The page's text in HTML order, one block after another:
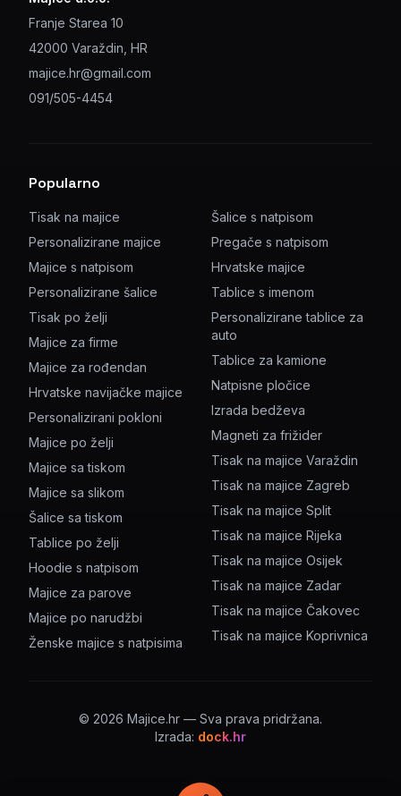
Franje Starea 10
42000 Varaždin, HR
majice.hr@gmail.com
091/505-4454
Popularno
Tisak na majice
Personalizirane majice
Majice s natpisom
Personalizirane šalice
Tisak po želji
Majice za firme
Majice za rođendan
Hrvatske navijačke majice
Personalizirani pokloni
Majice po želji
Majice sa tiskom
Majice sa slikom
Šalice sa tiskom
Tablice po želji
Hoodie s natpisom
Majice za parove
Majice po narudžbi
Ženske majice s natpisima
Šalice s natpisom
Pregače s natpisom
Hrvatske majice
Tablice s imenom
Personalizirane tablice za
auto
Tablice za kamione
Natpisne pločice
Izrada bedževa
Magneti za frižider
Tisak na majice Varaždin
Tisak na majice Zagreb
Tisak na majice Split
Tisak na majice Rijeka
Tisak na majice Osijek
Tisak na majice Zadar
Tisak na majice Čakovec
Tisak na majice Koprivnica
© 2026 Majice.hr — Sva prava pridržana.
Izrada: dock.hr